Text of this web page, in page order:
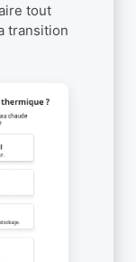
tout
transition